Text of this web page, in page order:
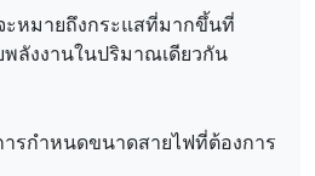
ะหมายถึงกระแสที่มากขึ้นที่
พลังงานในปริมาณเดียวกัน
ารกำหนดขนาดสายไฟที่ต้องการ